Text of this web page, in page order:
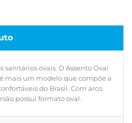
sanitários ovais. O Assento Oval
mais um modelo que compõe a
do Brasil. Com arco
possui formato oval.